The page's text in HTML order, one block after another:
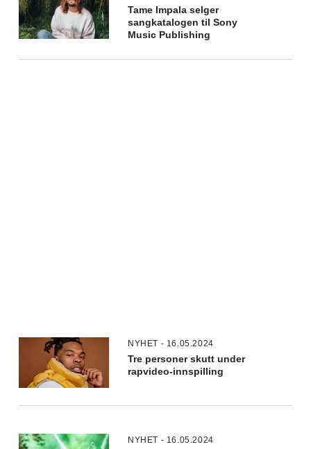
Tame Impala selger
sangkatalogen til Sony
Music Publishing
NYHET - 16.05.2024
Tre personer skutt under
rapvideo-innspilling
NYHET - 16.05.2024